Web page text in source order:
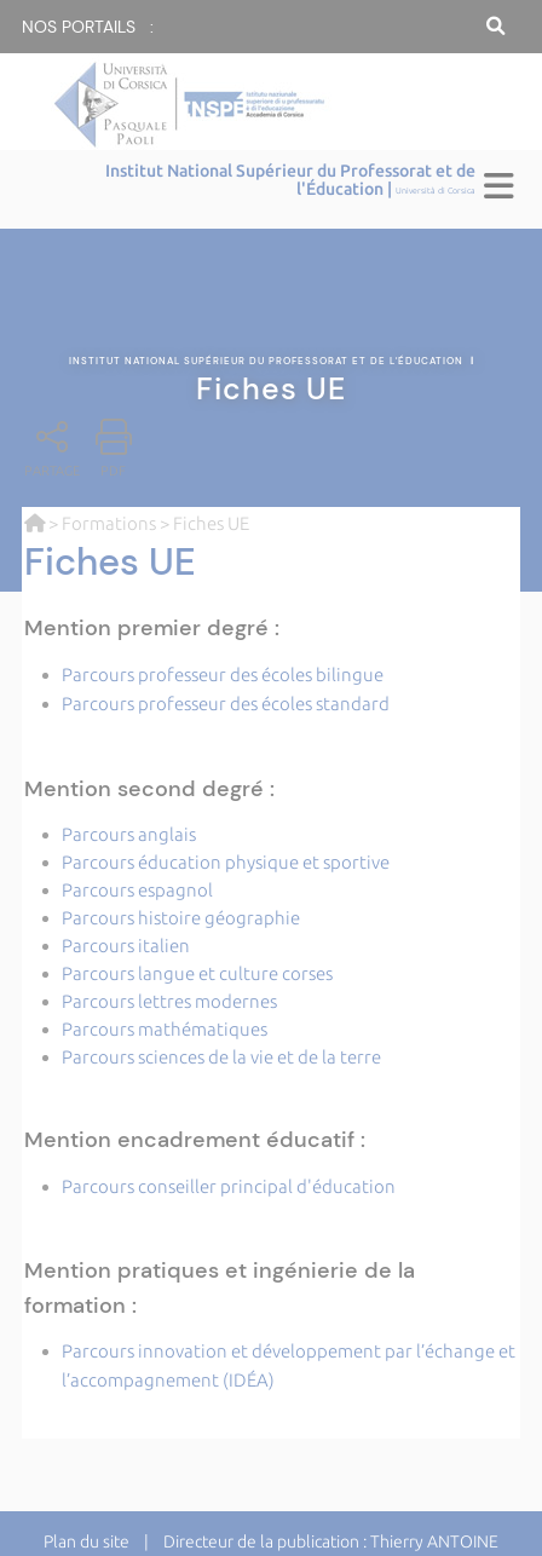
NOS PORTAILS :
Institut National Supérieur du Professorat et de
l'Éducation |Università di Corsica
INSTITUT NATIONAL SUPÉRIEUR DU PROFESSORAT ET DE L'ÉDUCATION |
Fiches UE
PARTAGE PDF
> Formations > Fiches UE
Fiches UE
Mention premier degré :
Parcours professeur des écoles bilingue
Parcours professeur des écoles standard
Mention second degré :
Parcours anglais
Parcours éducation physique et sportive
Parcours espagnol
Parcours histoire géographie
Parcours italien
Parcours langue et culture corses
Parcours lettres modernes
Parcours mathématiques
Parcours sciences de la vie et de la terre
Mention encadrement éducatif :
Parcours conseiller principal d'éducation
Mention pratiques et ingénierie de la
formation :
Parcours innovation et développement par l’échange et
l’accompagnement (IDÉA)
Plan du site | Directeur de la publication : Thierry ANTOINE